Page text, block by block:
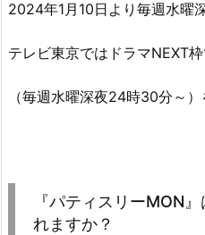
2024年1月10日より毎週水曜
テレビ東京ではドラマNEXT
（毎週水曜深夜24時30分～）
『パティスリーMON
れますか？